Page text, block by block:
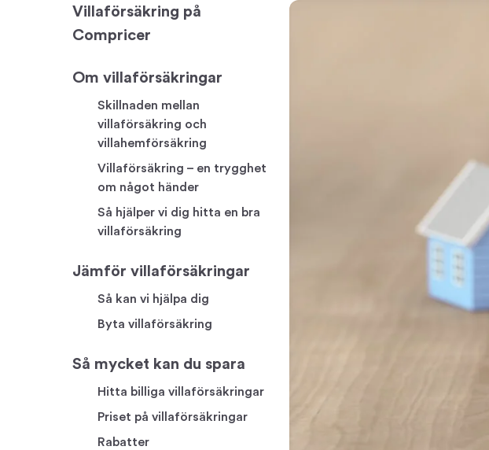
Villaförsäkring på
Compricer
Om villaförsäkringar
Skillnaden mellan
villaförsäkring och
villahemförsäkring
Villaförsäkring – en trygghet
om något händer
Så hjälper vi dig hitta en bra
villaförsäkring
Jämför villaförsäkringar
Så kan vi hjälpa dig
Byta villaförsäkring
Så mycket kan du spara
Hitta billiga villaförsäkringar
Priset på villaförsäkringar
Rabatter